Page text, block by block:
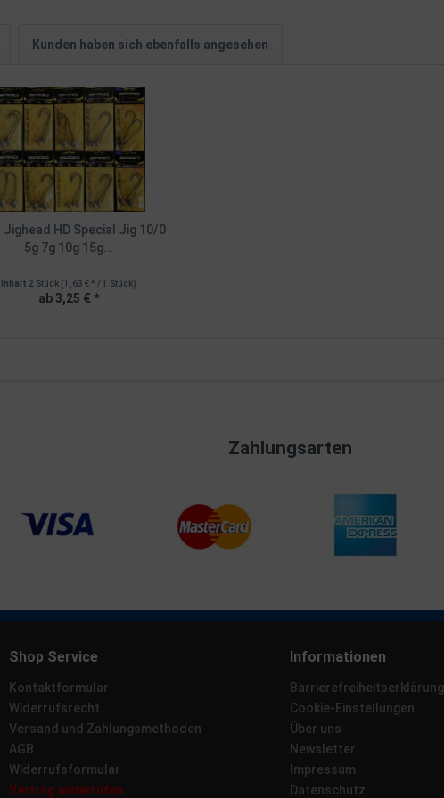
Kunden haben sich ebenfalls angesehen
Jighead HD Special Jig 10/0
5g 7g 10g 15g...
Inhalt 2 Stück (1,63 € * / 1 Stück)
ab 3,25 € *
Zahlungsarten
Shop Service
Kontaktformular
Widerrufsrecht
Versand und Zahlungsmethoden
AGB
Widerrufsformular
Vertrag widerrufen
Informationen
Barrierefreiheitserklärung
Cookie-Einstellungen
Über uns
Newsletter
Impressum
Datenschutz